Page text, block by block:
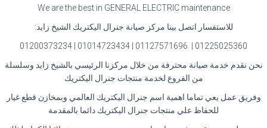
We are the best in GENERAL ELECTRIC maintenance
للاستفسار اتصل بينا مركز صيانة جنرال اليكتريك الشيخ زايد:
01225025360 | 01127571696 | 01014723434 | 01200373234
نحن نقدم خدمة صيانة محترفة من خلال مركزنا الرئيسي بالشيخ زايد وسلسلة
من الفروع لخدمة منتجات جنرال اليكتريك
وفريق عمل يعي تماما اهمية اسم جنرال اليكتريك العالمي وبمخازن قطع غيار
للحفاظ علي منتجات جنرال اليكتريك دائما بالمقدمة